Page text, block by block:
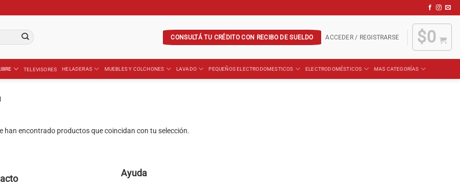
CONSULTÁ TU CRÉDITO CON RECIBO DE SUELDO ACCEDER / REGISTRARSE $0
TELEVISORES HELADERAS MUEBLES Y COLCHONES LAVADO PEQUEÑOS ELECTRODOMESTICOS ELECTRODOMÉSTICOS MAS CATEGORÍAS
han encontrado productos que coincidan con tu selección.
Ayuda